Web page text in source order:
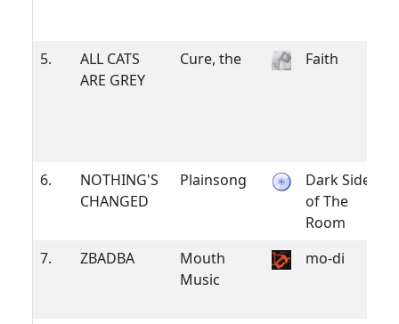
5.
ALL CATS
ARE GREY
Cure, the Faith
6.
NOTHING'S
CHANGED
Plainsong
Dark Side
of The
Room
7.
ZBADBA
Mouth
Music
mo-di